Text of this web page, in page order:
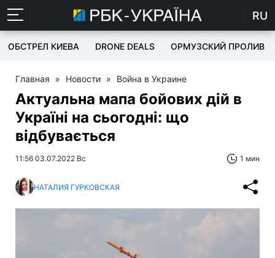
RU
ОБСТРЕЛ КИЕВА DRONE DEALS ОРМУЗСКИЙ ПРОЛИВ
Главная » Новости » Война в Украине
Актуальна мапа бойових дій в
Україні на сьогодні: що
відбувається
11:56 03.07.2022 Вс 1 мин
НАТАЛИЯ ГУРКОВСКАЯ